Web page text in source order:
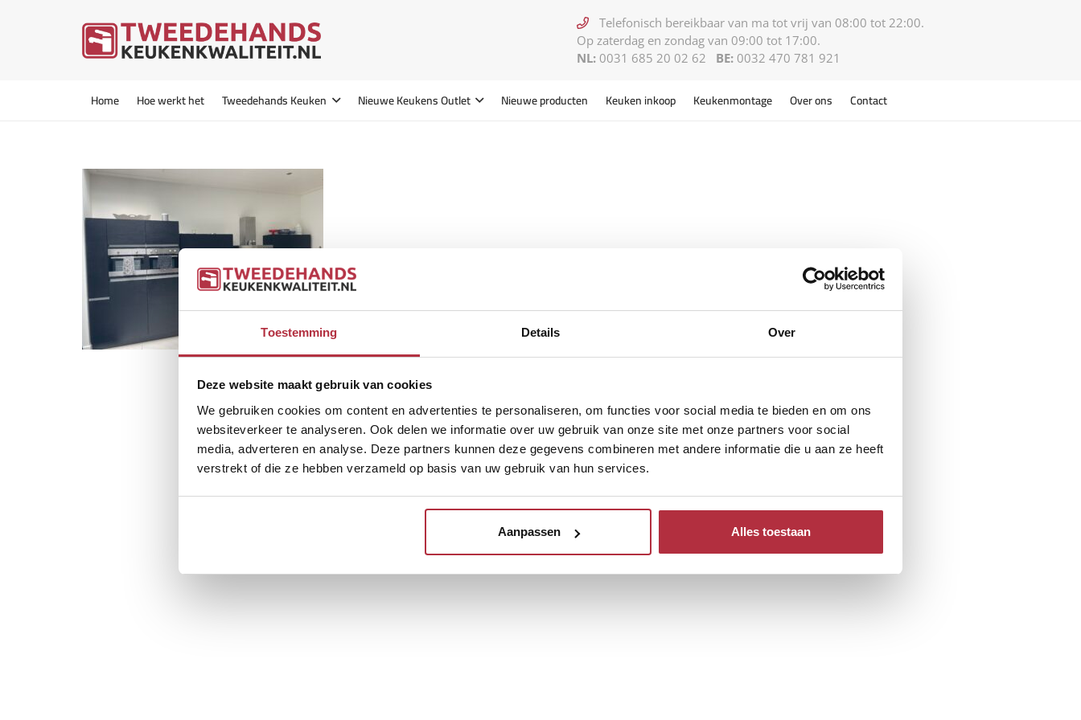
Toestemming Details Over
Deze website maakt gebruik van cookies
We gebruiken cookies om content en advertenties te personaliseren, om functies voor social media te bieden en om ons
websiteverkeer te analyseren. Ook delen we informatie over uw gebruik van onze site met onze partners voor social
media, adverteren en analyse. Deze partners kunnen deze gegevens combineren met andere informatie die u aan ze heeft
verstrekt of die ze hebben verzameld op basis van uw gebruik van hun services.
Aanpassen Alles toestaan
Telefonisch bereikbaar van ma tot vrij van 08:00 tot 22:00.
Op zaterdag en zondag van 09:00 tot 17:00.
NL: 0031 685 20 02 62 BE: 0032 470 781 921
Home Hoe werkt het Tweedehands Keuken Nieuwe KeukensOutlet Nieuwe producten Keuken inkoop Keukenmontage Over ons Contact